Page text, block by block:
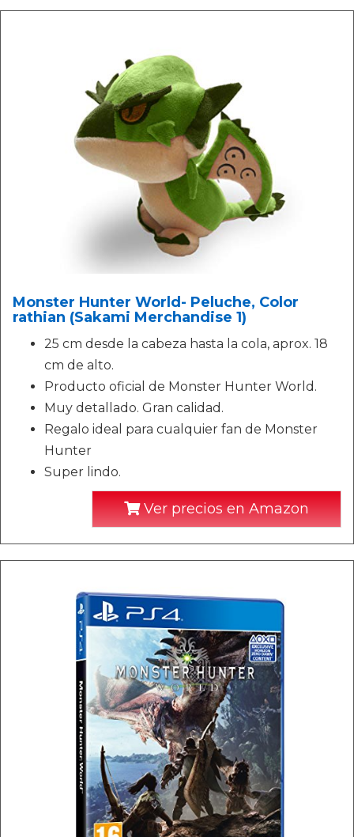
Monster Hunter World- Peluche, Color
rathian (Sakami Merchandise 1)
25 cm desde la cabeza hasta la cola, aprox. 18
cm de alto.
Producto oficial de Monster Hunter World.
Muy detallado. Gran calidad.
Regalo ideal para cualquier fan de Monster
Hunter
Super lindo.
Ver precios en Amazon